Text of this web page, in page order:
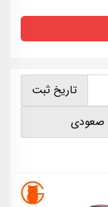
تاریخ ثبت
صعودی